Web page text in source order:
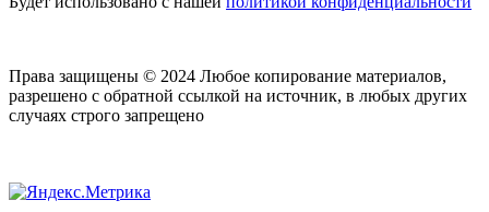
Права защищены © 2024 Любое копирование материалов,
разрешено с обратной ссылкой на источник, в любых других
случаях строго запрещено